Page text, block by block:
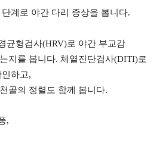
계로 야간 다리 증상을 봅니다.
균형검사(HRV)로 야간 부교감
지를 봅니다. 체열진단검사(DITI)로
하고,
골의 정렬도 함께 봅니다.
,